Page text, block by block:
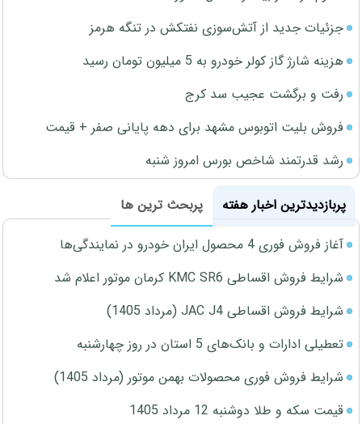
جزئیات جدید از آتش‌سوزی نفتکش در تنگه هرمز
هزینه شارژ گاز کولر خودرو به 5 میلیون تومان رسید
رفت و برگشت عجیب سد کرج
فروش بلیت اتوبوس مشهد برای دهه پایانی صفر + قیمت
رشد قدرتمند شاخص بورس امروز شنبه
پربازدیدترین اخبار هفته
پربحث ترین ها
آغاز فروش فوری 4 محصول ایران خودرو در نمایندگی‌ها
شرایط فروش اقساطی KMC SR6 کرمان موتور اعلام شد
شرایط فروش اقساطی JAC J4 (مرداد 1405)
تعطیلی ادارات و بانک‌های 5 استان در روز چهارشنبه
شرایط فروش فوری محصولات بهمن موتور (مرداد 1405)
قیمت سکه و طلا دوشنبه 12 مرداد 1405